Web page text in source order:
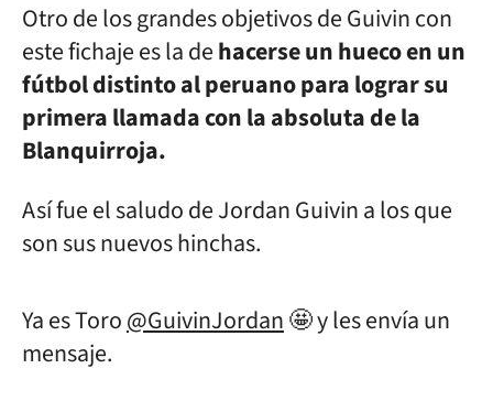
Otro de los grandes objetivos de Guivin con
este fichaje es la dehacerse un hueco en un
fútbol distinto al peruano para lograr su
primera llamada con la absoluta de la
Blanquirroja.
Así fue el saludo de Jordan Guivin a los que
son sus nuevos hinchas.
Ya es Toro@GuivinJordan🤩 y les envía un
mensaje.